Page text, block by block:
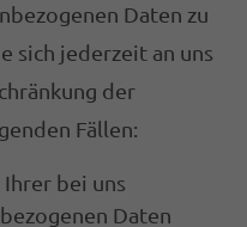
Daten zu
sich jederzeit an uns
der
Fällen:
bei uns
Daten